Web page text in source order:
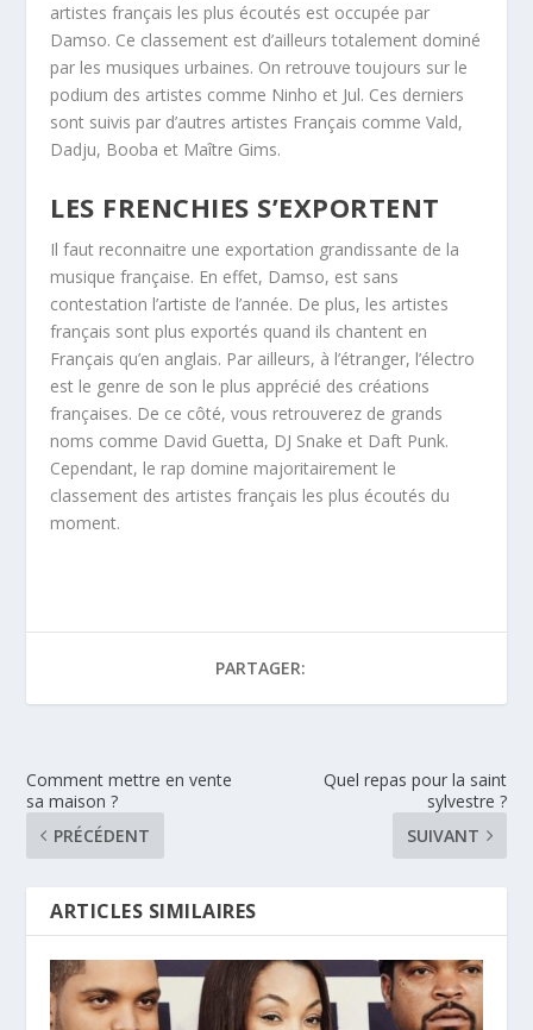
artistes français les plus écoutés est occupée par
Damso. Ce classement est d’ailleurs totalement dominé
par les musiques urbaines. On retrouve toujours sur le
podium des artistes comme Ninho et Jul. Ces derniers
sont suivis par d’autres artistes Français comme Vald,
Dadju, Booba et Maître Gims.
LES FRENCHIES S’EXPORTENT
Il faut reconnaitre une exportation grandissante de la
musique française. En effet, Damso, est sans
contestation l’artiste de l’année. De plus, les artistes
français sont plus exportés quand ils chantent en
Français qu’en anglais. Par ailleurs, à l’étranger, l’électro
est le genre de son le plus apprécié des créations
françaises. De ce côté, vous retrouverez de grands
noms comme David Guetta, DJ Snake et Daft Punk.
Cependant, le rap domine majoritairement le
classement des artistes français les plus écoutés du
moment.
PARTAGER:
Comment mettre en vente
sa maison ?
PRÉCÉDENT
Quel repas pour la saint
sylvestre ?
SUIVANT
ARTICLES SIMILAIRES